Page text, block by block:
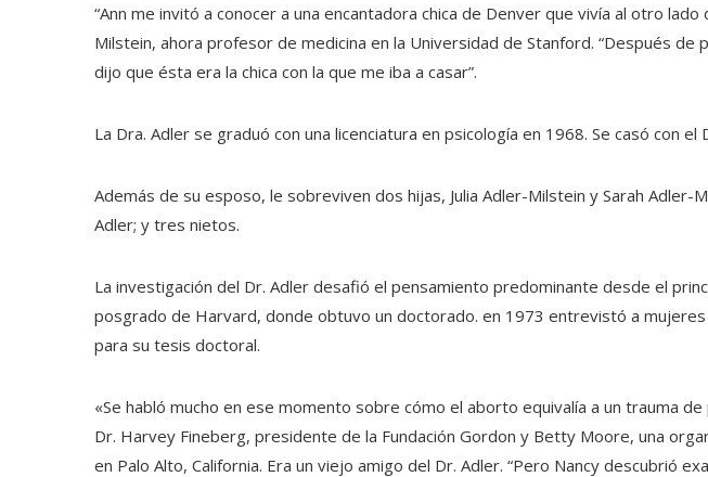
“Ann me invitó a conocer a una encantadora chica de Denver que vivía al otro lado
Milstein, ahora profesor de medicina en la Universidad de Stanford. “Después de
dijo que ésta era la chica con la que me iba a casar”.
La Dra. Adler se graduó con una licenciatura en psicología en 1968. Se casó con el
Además de su esposo, le sobreviven dos hijas, Julia Adler-Milstein y Sarah Adler-
Adler; y tres nietos.
La investigación del Dr. Adler desafió el pensamiento predominante desde el
posgrado de Harvard, donde obtuvo un doctorado. en 1973 entrevistó a
para su tesis doctoral.
«Se habló mucho en ese momento sobre cómo el aborto equivalía a un trauma
Dr. Harvey Fineberg, presidente de la Fundación Gordon y Betty Moore, una
en Palo Alto, California. Era un viejo amigo del Dr. Adler. “Pero Nancy descubrió